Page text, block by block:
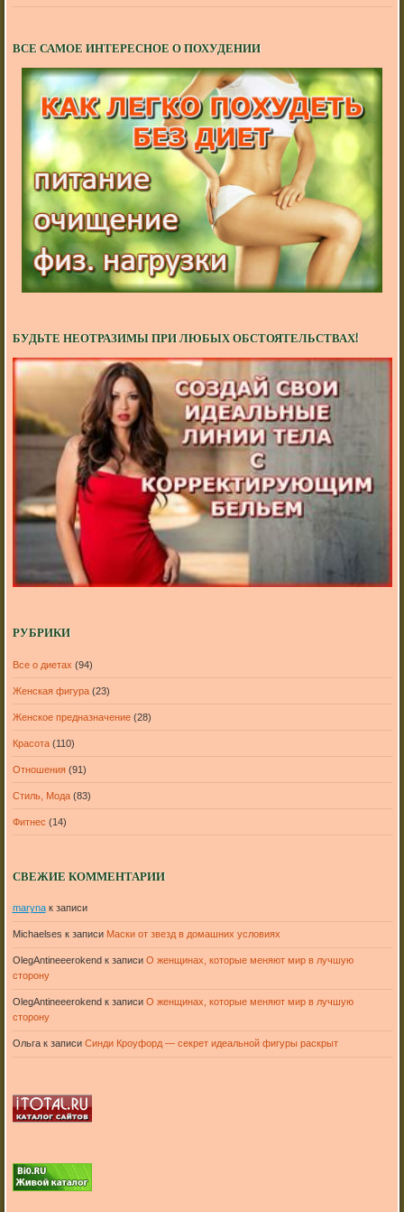
ВСЕ САМОЕ ИНТЕРЕСНОЕ О ПОХУДЕНИИ
БУДЬТЕ НЕОТРАЗИМЫ ПРИ ЛЮБЫХ ОБСТОЯТЕЛЬСТВАХ!
РУБРИКИ
Все о диетах (94)
Женская фигура(23)
Женское предназначение(28)
Красота(110)
Отношения(91)
Стиль, Мода(83)
Фитнес (14)
СВЕЖИЕ КОММЕНТАРИИ
marynaк записи
Michaelses к записи Маски от звезд в домашних условиях
OlegAntineeerokend к записи О женщинах, которые меняют мир в лучшую
сторону
OlegAntineeerokend к записи О женщинах, которые меняют мир в лучшую
сторону
Ольгак записи Синди Кроуфорд — секрет идеальной фигуры раскрыт